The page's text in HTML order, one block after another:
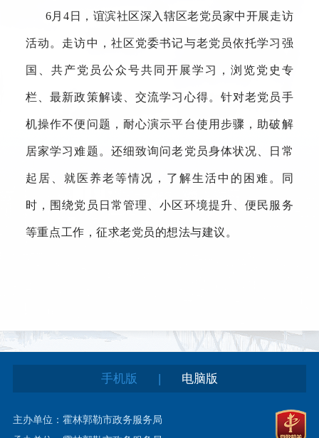
6月4日，谊滨社区深入辖区老党员家中开展走访
活动。走访中，社区党委书记与老党员依托学习强
国、共产党员公众号共同开展学习，浏览党史专
栏、最新政策解读、交流学习心得。针对老党员手
机操作不便问题，耐心演示平台使用步骤，助破解
居家学习难题。还细致询问老党员身体状况、日常
起居、就医养老等情况，了解生活中的困难。同
时，围绕党员日常管理、小区环境提升、便民服务
等重点工作，征求老党员的想法与建议。
手机版 | 电脑版
主办单位：霍林郭勒市政务服务局